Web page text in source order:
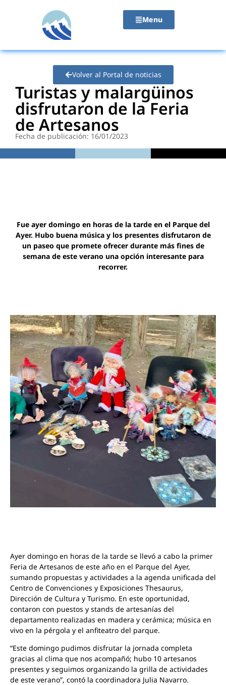
Menu
Volver al Portal de noticias
Turistas y malargüinos
disfrutaron de la Feria
de Artesanos
Fecha de publicación: 16/01/2023
Fue ayer domingo en horas de la tarde en el Parque del
Ayer. Hubo buena música y los presentes disfrutaron de
un paseo que promete ofrecer durante más fines de
semana de este verano una opción interesante para
recorrer.
Ayer domingo en horas de la tarde se llevó a cabo la primer
Feria de Artesanos de este año en el Parque del Ayer,
sumando propuestas y actividades a la agenda unificada del
Centro de Convenciones y Exposiciones Thesaurus,
Dirección de Cultura y Turismo. En este oportunidad,
contaron con puestos y stands de artesanías del
departamento realizadas en madera y cerámica; música en
vivo en la pérgola y el anfiteatro del parque.
“Este domingo pudimos disfrutar la jornada completa
gracias al clima que nos acompañó; hubo 10 artesanos
presentes y seguimos organizando la grilla de actividades
de este verano”, contó la coordinadora Julia Navarro.